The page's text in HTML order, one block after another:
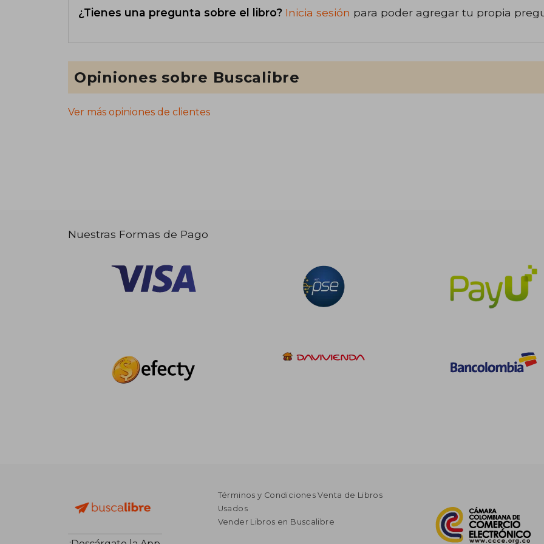
¿Tienes una pregunta sobre el libro? Inicia sesión para poder agregar tu propia
Opiniones sobre Buscalibre
Ver más opiniones de clientes
Nuestras Formas de Pago
Términos y Condiciones Venta de Libros
Usados
Vender Libros en Buscalibre